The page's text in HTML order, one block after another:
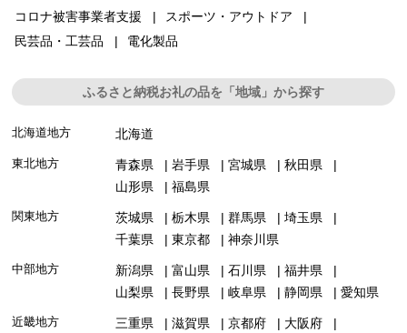
コロナ被害事業者支援
スポーツ・アウトドア
民芸品・工芸品
電化製品
ふるさと納税お礼の品を「地域」から探す
北海道地方 北海道
東北地方 青森県 岩手県 宮城県
秋田県
山形県
福島県
関東地方 茨城県 栃木県 群馬県
埼玉県
千葉県
東京都 神奈川県
中部地方 新潟県 富山県 石川県
福井県
山梨県
長野県 岐阜県 静岡県 愛知県
近畿地方 三重県 滋賀県 京都府
大阪府